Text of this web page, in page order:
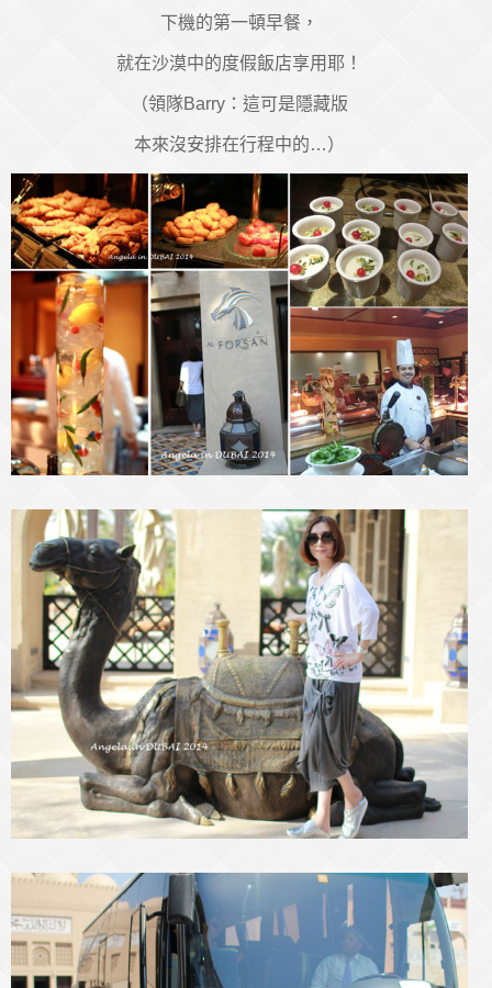
下機的第一頓早餐，
就在沙漠中的度假飯店享用耶！
（領隊Barry：這可是隱藏版
本來沒安排在行程中的…）